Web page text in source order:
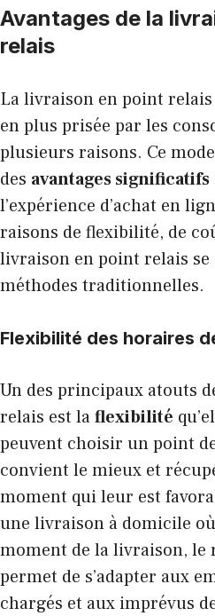
Avantages de la
relais
La livraison en point
en plus prisée par les
plusieurs raisons. Ce
des avantages significatifs
l’expérience d’achat en
raisons de flexibilité, de
livraison en point relais se
méthodes traditionnelles.
Flexibilité des horaires
Un des principaux atouts
relais est laflexibilité
peuvent choisir un point
convient le mieux et
moment qui leur est
une livraison à domicile
moment de la livraison,
permet de s’adapter aux
chargés et aux imprévus